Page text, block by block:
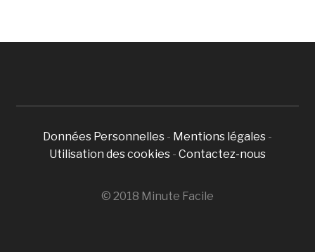
Données Personnelles - Mentions légales -
Utilisation des cookies - Contactez-nous
© 2018 Minute Facile